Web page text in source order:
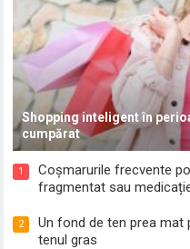
Shopping inteligent în
cumpărat
1
Coșmarurile frecvente
fragmentat sau
2
Un fond de ten prea mat
tenul gras